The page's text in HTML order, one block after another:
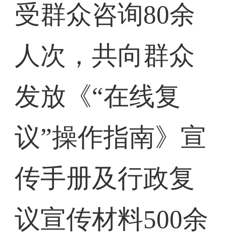
受群众咨询80余
人次，共向群众
发放《“在线复
议”操作指南》宣
传手册及行政复
议宣传材料500余